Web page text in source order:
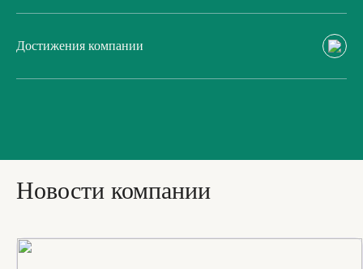
Достижения компании
Новости компании